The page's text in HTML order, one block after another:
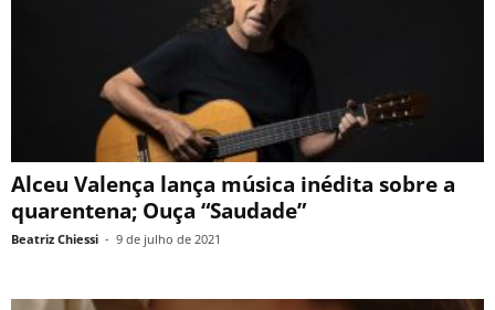
Alceu Valença lança música inédita sobre a
quarentena; Ouça “Saudade”
Beatriz Chiessi - 9 de julho de 2021